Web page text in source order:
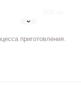
приготовления.